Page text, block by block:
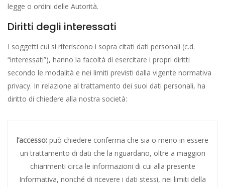
legge o ordini delle Autorità.
Diritti degli interessati
I soggetti cui si riferiscono i sopra citati dati personali (c.d.
“interessati”), hanno la facoltà di esercitare i propri diritti
secondo le modalità e nei limiti previsti dalla vigente normativa
privacy. In relazione al trattamento dei suoi dati personali, ha
diritto di chiedere alla nostra società:
l’accesso: può chiedere conferma che sia o meno in essere
un trattamento di dati che la riguardano, oltre a maggiori
chiarimenti circa le informazioni di cui alla presente
Informativa, nonché di ricevere i dati stessi, nei limiti della